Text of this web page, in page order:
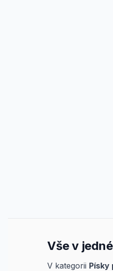
Vše v
V kategorii Písky